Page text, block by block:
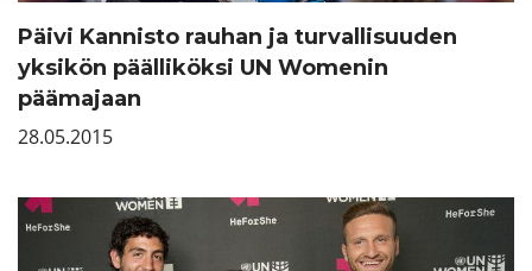
Päivi Kannisto rauhan ja turvallisuuden
yksikön päälliköksi UN Womenin
päämajaan
28.05.2015